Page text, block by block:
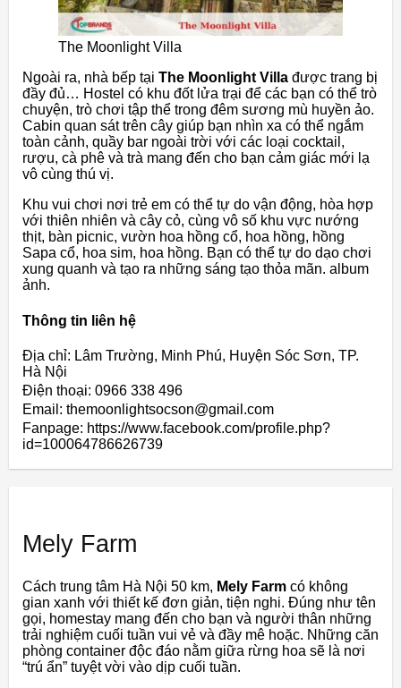
The Moonlight Villa
Ngoài ra, nhà bếp tại The Moonlight Villa được trang bị
đầy đủ… Hostel có khu đốt lửa trại để các bạn có thể trò
chuyện, trò chơi tập thể trong đêm sương mù huyền ảo.
Cabin quan sát trên cây giúp bạn nhìn xa có thể ngắm
toàn cảnh, quầy bar ngoài trời với các loại cocktail,
rượu, cà phê và trà mang đến cho bạn cảm giác mới lạ
vô cùng thú vị.
Khu vui chơi nơi trẻ em có thể tự do vận động, hòa hợp
với thiên nhiên và cây cỏ, cùng vô số khu vực nướng
thịt, bàn picnic, vườn hoa hồng cổ, hoa hồng, hồng
Sapa cổ, hoa sim, hoa hồng. Bạn có thể tự do dạo chơi
xung quanh và tạo ra những sáng tạo thỏa mãn. album
ảnh.
Thông tin liên hệ
Địa chỉ: Lâm Trường, Minh Phú, Huyện Sóc Sơn, TP.
Hà Nội
Điện thoại: 0966 338 496
Email: themoonlightsocson@gmail.com
Fanpage: https://www.facebook.com/profile.php?
id=100064786626739
Mely Farm
Cách trung tâm Hà Nội 50 km, Mely Farm có không
gian xanh với thiết kế đơn giản, tiện nghi. Đúng như tên
gọi, homestay mang đến cho bạn và người thân những
trải nghiệm cuối tuần vui vẻ và đầy mê hoặc. Những căn
phòng container độc đáo nằm giữa rừng hoa sẽ là nơi
“trú ẩn” tuyệt vời vào dịp cuối tuần.